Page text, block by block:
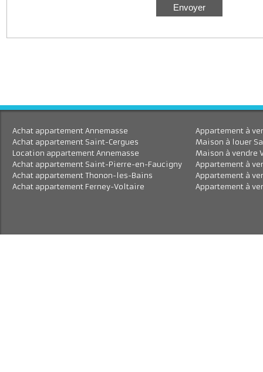
J'accepte le traitement de mes données
Achat appartement Saint-Pierre-en-Faucigny
Appartement